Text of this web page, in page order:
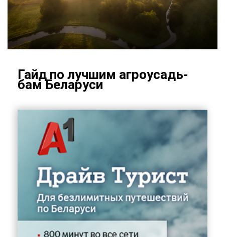
Гайд по луч­шим аг­ро­усадь­
бам Бе­ла­ру­си